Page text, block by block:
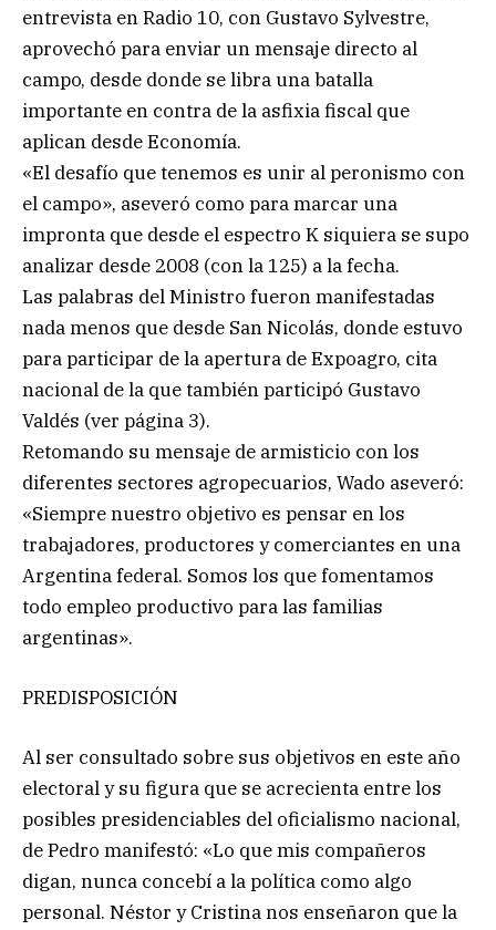
entrevista en Radio 10, con Gustavo Sylvestre,
aprovechó para enviar un mensaje directo al
campo, desde donde se libra una batalla
importante en contra de la asfixia fiscal que
aplican desde Economía.
«El desafío que tenemos es unir al peronismo con
el campo», aseveró como para marcar una
impronta que desde el espectro K siquiera se supo
analizar desde 2008 (con la 125) a la fecha.
Las palabras del Ministro fueron manifestadas
nada menos que desde San Nicolás, donde estuvo
para participar de la apertura de Expoagro, cita
nacional de la que también participó Gustavo
Valdés (ver página 3).
Retomando su mensaje de armisticio con los
diferentes sectores agropecuarios, Wado aseveró:
«Siempre nuestro objetivo es pensar en los
trabajadores, productores y comerciantes en una
Argentina federal. Somos los que fomentamos
todo empleo productivo para las familias
argentinas».
PREDISPOSICIÓN
Al ser consultado sobre sus objetivos en este año
electoral y su figura que se acrecienta entre los
posibles presidenciables del oficialismo nacional,
de Pedro manifestó: «Lo que mis compañeros
digan, nunca concebí a la política como algo
personal. Néstor y Cristina nos enseñaron que la